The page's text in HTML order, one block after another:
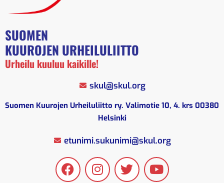
SUOMEN
KUUROJEN URHEILULIITTO
Urheilu kuuluu kaikille!
skul@skul.org
Suomen Kuurojen Urheiluliitto ry. Valimotie 10, 4. krs 00380
Helsinki
etunimi.sukunimi@skul.org